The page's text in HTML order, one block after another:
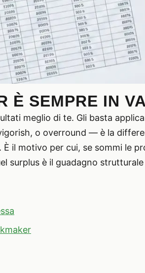
È SEMPRE IN
meglio di te. Gli basta
o overround — è la
il motivo per cui, se sommi le
surplus è il guadagno strutturale